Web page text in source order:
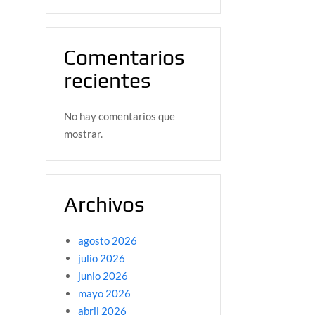
Comentarios
recientes
No hay comentarios que
mostrar.
Archivos
agosto 2026
julio 2026
junio 2026
mayo 2026
abril 2026